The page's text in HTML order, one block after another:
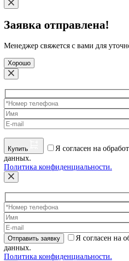
Заявка отправлена!
Менеджер свяжется с вами для
Хорошо
Купить
Я согласен на
данных.
Политика конфиденциальности.
Отправить заявку
Я согласен на
данных.
Политика конфиденциальности.